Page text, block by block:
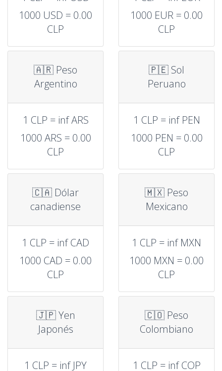
1000 USD = 0.00
CLP
1000 EUR = 0.00
CLP
🇦🇷 Peso
Argentino
1 CLP = inf ARS
1000 ARS = 0.00
CLP
🇵🇪 Sol
Peruano
1 CLP = inf PEN
1000 PEN = 0.00
CLP
🇨🇦 Dólar
canadiense
1 CLP = inf CAD
1000 CAD = 0.00
CLP
🇲🇽 Peso
Mexicano
1 CLP = inf MXN
1000 MXN = 0.00
CLP
🇯🇵 Yen
Japonés
1 CLP = inf JPY
🇨🇴 Peso
Colombiano
1 CLP = inf COP